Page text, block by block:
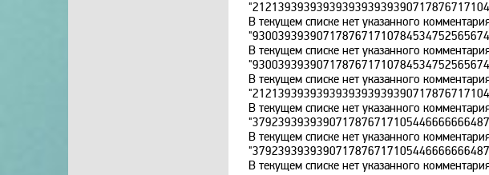
В текущем списке нет указанного
В текущем списке нет указанного
В текущем списке нет указанного
В текущем списке нет указанного
В текущем списке нет указанного
В текущем списке нет указанного